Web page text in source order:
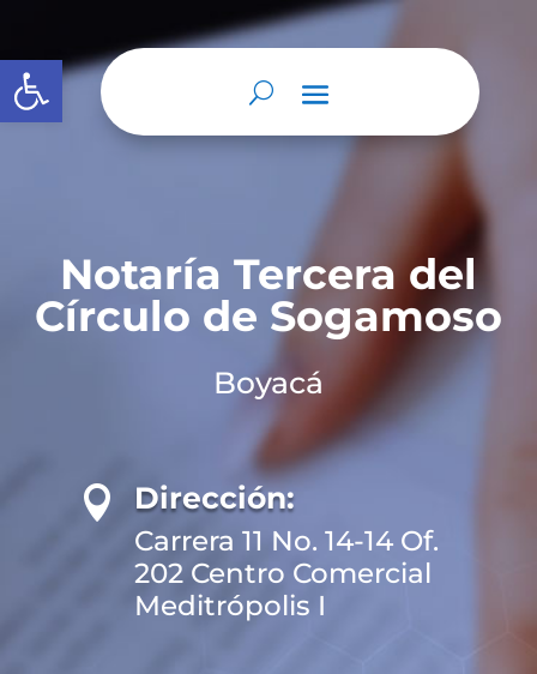
Abrir barra de herramientas
Notaría Tercera del
Círculo de Sogamoso
Boyacá
 Dirección:
Carrera 11 No. 14-14 Of.
202 Centro Comercial
Meditrópolis I